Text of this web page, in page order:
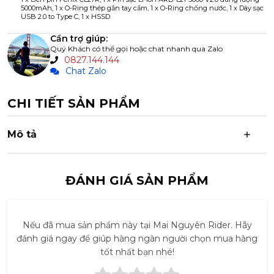
Cần trợ giúp:
Quý Khách có thể gọi hoặc chat nhanh qua Zalo
0827.144.144
Chat Zalo
5000mAh, 1 x O-Ring thép gắn tay cầm, 1 x O-Ring chống nước, 1 x Dây sạc
USB 2.0 to Type C, 1 x HSSD
CHI TIẾT SẢN PHẨM
Mô tả
ĐÁNH GIÁ SẢN PHẨM
Nếu đã mua sản phẩm này tại Mai Nguyên Rider. Hãy
đánh giá ngay để giúp hàng ngàn người chọn mua hàng
tốt nhất bạn nhé!